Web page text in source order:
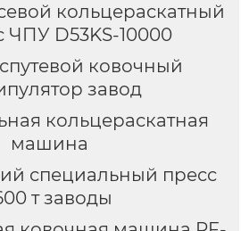
кольцераскатный
ЧПУ D53KS-10000
ковочный
завод
кольцераскатная
машина
специальный пресс
т заводы